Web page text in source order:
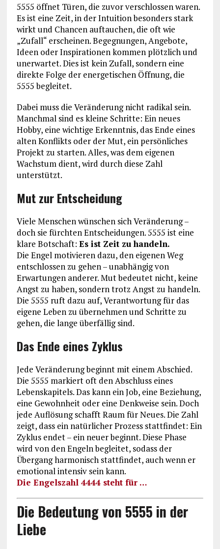
5555 öffnet Türen, die zuvor verschlossen waren.
Es ist eine Zeit, in der Intuition besonders stark
wirkt und Chancen auftauchen, die oft wie
„Zufall“ erscheinen. Begegnungen, Angebote,
Ideen oder Inspirationen kommen plötzlich und
unerwartet. Dies ist kein Zufall, sondern eine
direkte Folge der energetischen Öffnung, die
5555 begleitet.
Dabei muss die Veränderung nicht radikal sein.
Manchmal sind es kleine Schritte: Ein neues
Hobby, eine wichtige Erkenntnis, das Ende eines
alten Konflikts oder der Mut, ein persönliches
Projekt zu starten. Alles, was dem eigenen
Wachstum dient, wird durch diese Zahl
unterstützt.
Mut zur Entscheidung
Viele Menschen wünschen sich Veränderung –
doch sie fürchten Entscheidungen. 5555 ist eine
klare Botschaft: Es ist Zeit zu handeln.
Die Engel motivieren dazu, den eigenen Weg
entschlossen zu gehen – unabhängig von
Erwartungen anderer. Mut bedeutet nicht, keine
Angst zu haben, sondern trotz Angst zu handeln.
Die 5555 ruft dazu auf, Verantwortung für das
eigene Leben zu übernehmen und Schritte zu
gehen, die lange überfällig sind.
Das Ende eines Zyklus
Jede Veränderung beginnt mit einem Abschied.
Die 5555 markiert oft den Abschluss eines
Lebenskapitels. Das kann ein Job, eine Beziehung,
eine Gewohnheit oder eine Denkweise sein. Doch
jede Auflösung schafft Raum für Neues. Die Zahl
zeigt, dass ein natürlicher Prozess stattfindet: Ein
Zyklus endet – ein neuer beginnt. Diese Phase
wird von den Engeln begleitet, sodass der
Übergang harmonisch stattfindet, auch wenn er
emotional intensiv sein kann.
Die Engelszahl 4444 steht für …
Die Bedeutung von 5555 in der
Liebe